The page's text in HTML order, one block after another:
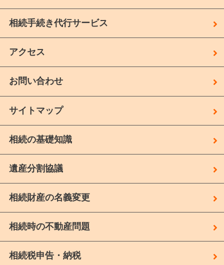
相続手続き代行サービス
アクセス
お問い合わせ
サイトマップ
相続の基礎知識
遺産分割協議
相続財産の名義変更
相続時の不動産問題
相続税申告・納税